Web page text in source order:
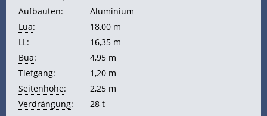
Aufbauten:
Aluminium
Lüa:
18,00 m
LL:
16,35 m
Büa:
4,95 m
Tiefgang:
1,20 m
Seitenhöhe:
2,25 m
Verdrängung:
28 t